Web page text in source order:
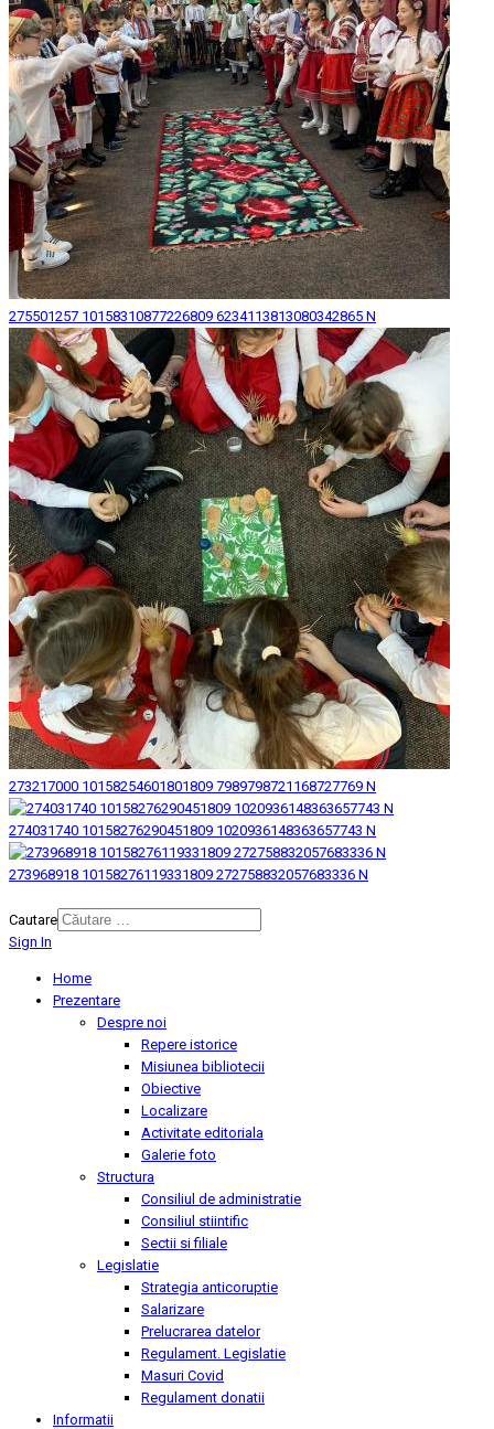
275501257 10158310877226809 6234113813080342865 N
273217000 10158254601801809 7989798721168727769 N
274031740 10158276290451809 1020936148363657743 N
273968918 10158276119331809 272758832057683336 N
Cautare
Sign In
Home
Prezentare
Despre noi
Repere istorice
Misiunea bibliotecii
Obiective
Localizare
Activitate editoriala
Galerie foto
Structura
Consiliul de administratie
Consiliul stiintific
Sectii si filiale
Legislatie
Strategia anticoruptie
Salarizare
Prelucrarea datelor
Regulament. Legislatie
Masuri Covid
Regulament donatii
Informatii